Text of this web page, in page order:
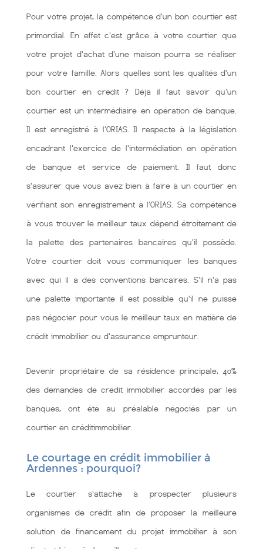
Pour votre projet, la compétence d'un bon courtier est
primordial. En effet c'est grâce à votre courtier que
votre projet d'achat d'une maison pourra se réaliser
pour votre famille. Alors quelles sont les qualités d'un
bon courtier en crédit ? Déjà il faut savoir qu'un
courtier est un intermédiaire en opération de banque.
Il est enregistré à l'ORIAS. Il respecte à la législation
encadrant l'exercice de l'intermédiation en opération
de banque et service de paiement. Il faut donc
s'assurer que vous avez bien à faire à un courtier en
vérifiant son enregistrement à l'ORIAS. Sa compétence
à vous trouver le meilleur taux dépend étroitement de
la palette des partenaires bancaires qu'il possède.
Votre courtier doit vous communiquer les banques
avec qui il a des conventions bancaires. S'il n'a pas
une palette importante il est possible qu'il ne puisse
pas négocier pour vous le meilleur taux en matière de
crédit immobilier ou d'assurance emprunteur.
Devenir propriétaire de sa résidence principale, 40%
des demandes de crédit immobilier accordés par les
banques, ont été au préalable négociés par un
courtier en créditimmobilier.
Le courtage en crédit immobilier à
Ardennes : pourquoi?
Le courtier s'attache à prospecter plusieurs
organismes de crédit afin de proposer la meilleure
solution de financement du projet immobilier à son